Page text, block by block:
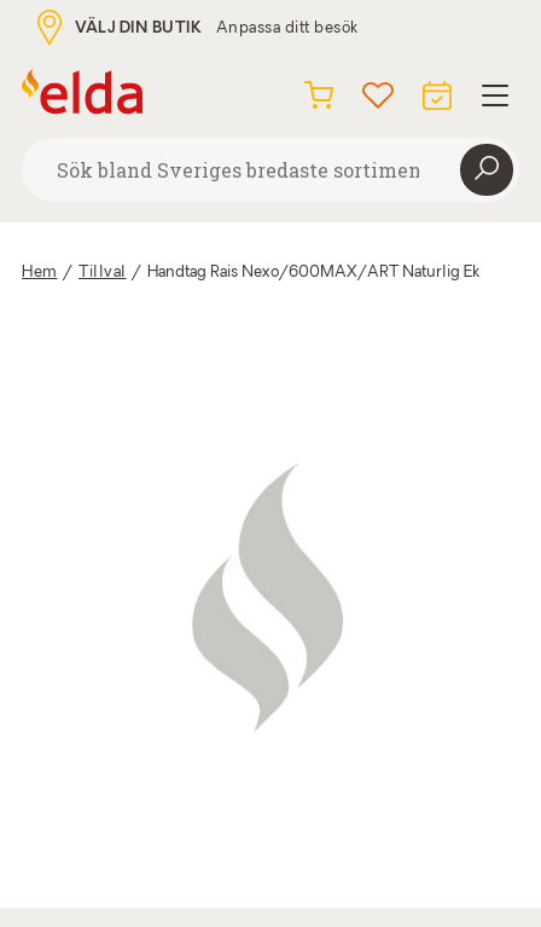
VÄLJ DIN BUTIK Anpassa ditt besök
Hem / Tillval / Handtag Rais Nexo/600MAX/ART Naturlig Ek